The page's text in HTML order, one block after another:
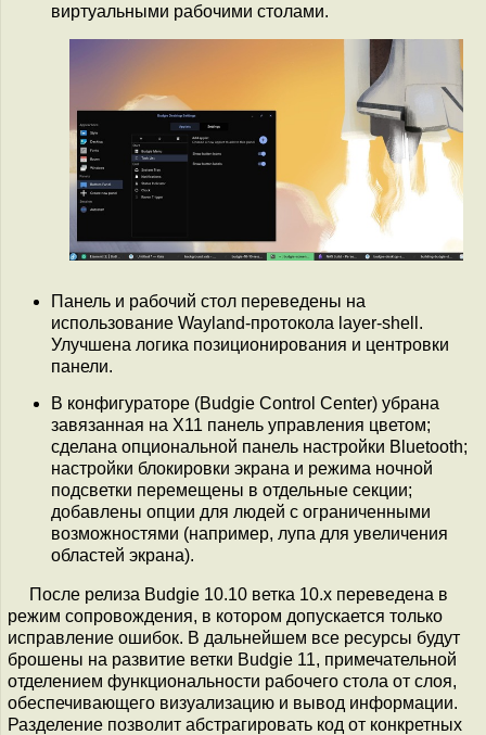
виртуальными рабочими столами.
Панель и рабочий стол переведены на
использование Wayland-протокола layer-shell.
Улучшена логика позиционирования и центровки
панели.
В конфигураторе (Budgie Control Center) убрана
завязанная на X11 панель управления цветом;
сделана опциональной панель настройки Bluetooth;
настройки блокировки экрана и режима ночной
подсветки перемещены в отдельные секции;
добавлены опции для людей с ограниченными
возможностями (например, лупа для увеличения
областей экрана).
После релиза Budgie 10.10 ветка 10.x переведена в
режим сопровождения, в котором допускается только
исправление ошибок. В дальнейшем все ресурсы будут
брошены на развитие ветки Budgie 11, примечательной
отделением функциональности рабочего стола от слоя,
обеспечивающего визуализацию и вывод информации.
Разделение позволит абстрагировать код от конкретных